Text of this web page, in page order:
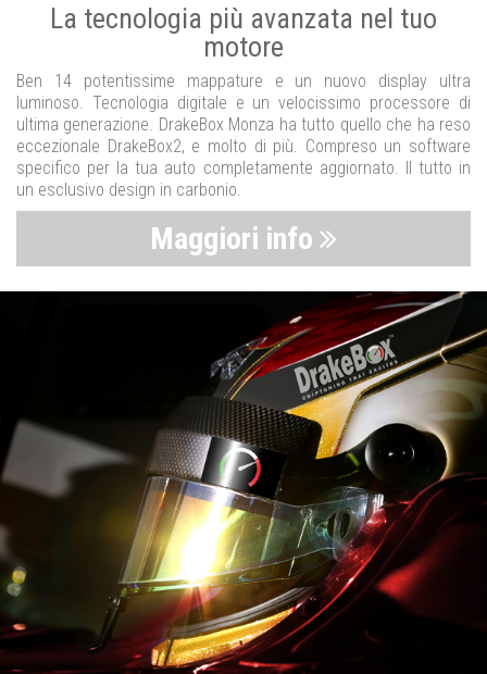
La tecnologia più avanzata nel tuo
motore
Ben 14 potentissime mappature e un nuovo display ultra
luminoso. Tecnologia digitale e un velocissimo processore di
ultima generazione. DrakeBox Monza ha tutto quello che ha reso
eccezionale DrakeBox2, e molto di più. Compreso un software
specifico per la tua auto completamente aggiornato. Il tutto in
un esclusivo design in carbonio.
Maggiori info